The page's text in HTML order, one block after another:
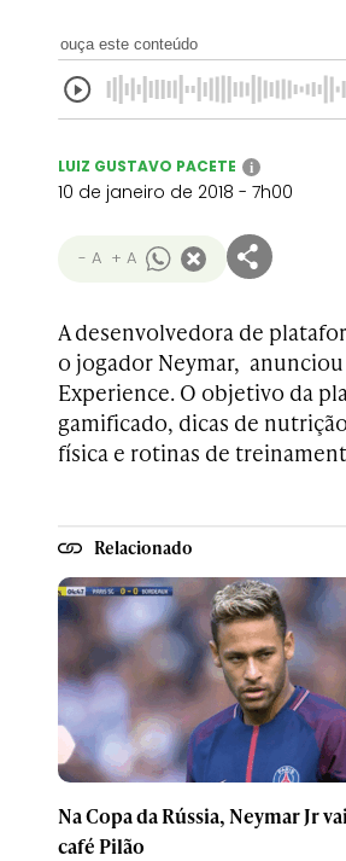
ouça este conteúdo
LUIZ GUSTAVO PACETE i
10 de janeiro de 2018 - 7h00
- A + A
A desenvolvedora de
o jogador Neymar,
Experience. O objetivo da
gamificado, dicas de
física e rotinas de
Relacionado
Na Copa da Rússia, Neymar Jr
café Pilão